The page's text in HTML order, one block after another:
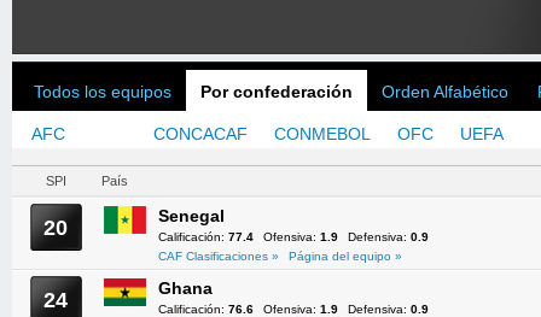
Todos los equipos Por confederación Orden Alfabético
AFC CONCACAF CONMEBOL OFC UEFA
SPI País
20 Senegal
Calificación: 77.4 Ofensiva: 1.9 Defensiva: 0.9
CAF Clasificaciones »
Página del equipo »
24 Ghana
Calificación: 76.6 Ofensiva: 1.9 Defensiva: 0.9